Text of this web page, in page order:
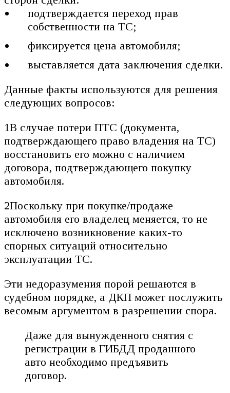
подтверждается переход прав
собственности на ТС;
фиксируется цена автомобиля;
выставляется дата заключения сделки.
Данные факты используются для решения
следующих вопросов:
1В случае потери ПТС (документа,
подтверждающего право владения на ТС)
восстановить его можно с наличием
договора, подтверждающего покупку
автомобиля.
2Поскольку при покупке/продаже
автомобиля его владелец меняется, то не
исключено возникновение каких-то
спорных ситуаций относительно
эксплуатации ТС.
Эти недоразумения порой решаются в
судебном порядке, а ДКП может послужить
весомым аргументом в разрешении спора.
Даже для вынужденного снятия с
регистрации в ГИБДД проданного
авто необходимо предъявить
договор.